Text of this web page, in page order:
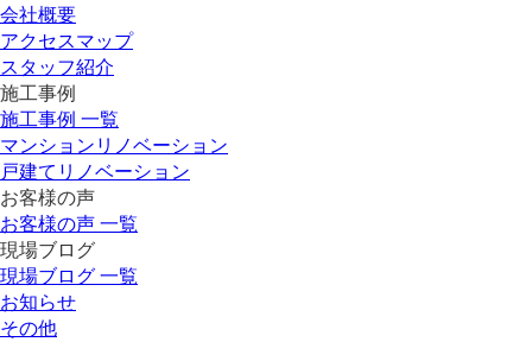
会社概要
アクセスマップ
スタッフ紹介
施工事例
施工事例 一覧
マンションリノベーション
戸建てリノベーション
お客様の声
お客様の声 一覧
現場ブログ
現場ブログ 一覧
お知らせ
その他